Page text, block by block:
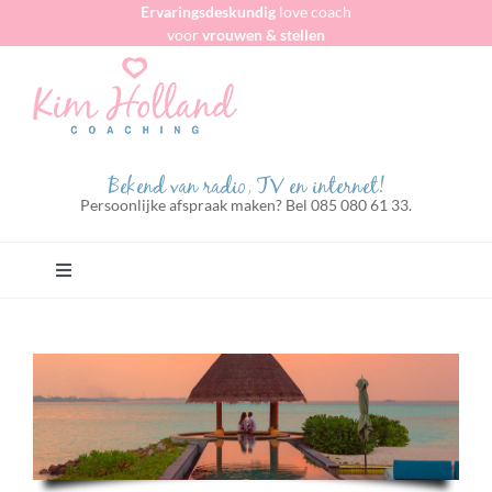
naar
inhoud
Ervaringsdeskundig love coach
voor vrouwen & stellen
Bekend van radio, TV en internet!
Persoonlijke afspraak maken? Bel 085 080 61 33.
Toggle
Voor vrouwen algemeen
Voor zakenvrouwen